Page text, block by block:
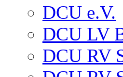
DCU e.V.
DCU LV
DCU RV